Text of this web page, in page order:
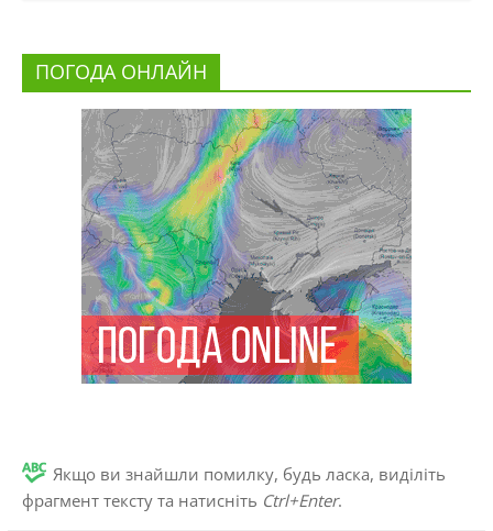
ПОГОДА ОНЛАЙН
Якщо ви знайшли помилку, будь ласка, виділіть
фрагмент тексту та натисніть Ctrl+Enter.